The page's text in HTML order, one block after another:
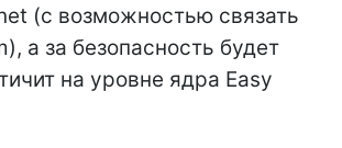
(с возможностью связать
а за безопасность будет
на уровне ядра Easy